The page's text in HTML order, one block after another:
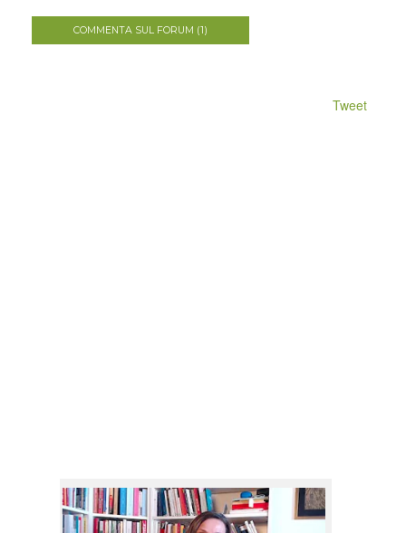
COMMENTA SUL FORUM (1)
Tweet